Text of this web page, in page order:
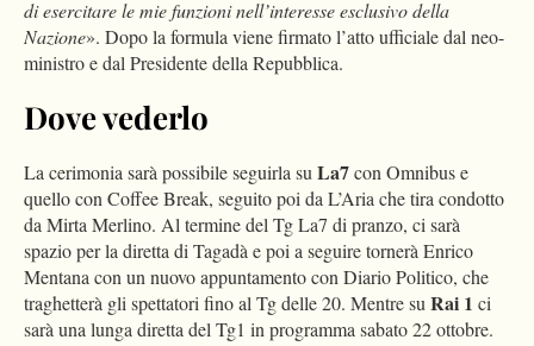
di esercitare le mie funzioni nell’interesse esclusivo della
Nazione». Dopo la formula viene firmato l’atto ufficiale dal neo-
ministro e dal Presidente della Repubblica.
Dove vederlo
La cerimonia sarà possibile seguirla suLa7con Omnibus e
quello con Coffee Break, seguito poi da L’Aria che tira condotto
da Mirta Merlino. Al termine del Tg La7 di pranzo, ci sarà
spazio per la diretta di Tagadà e poi a seguire tornerà Enrico
Mentana con un nuovo appuntamento con Diario Politico, che
traghetterà gli spettatori fino al Tg delle 20. Mentre suRai 1 ci
sarà una lunga diretta del Tg1 in programma sabato 22 ottobre.